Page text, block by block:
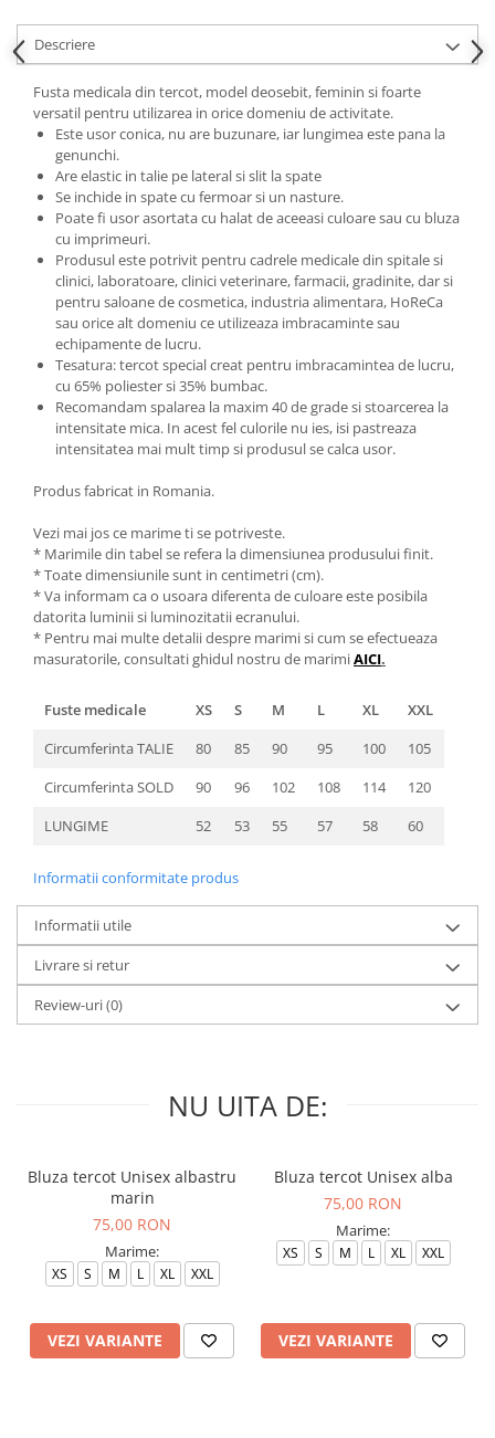
Descriere
Fusta medicala din tercot, model deosebit, feminin si foarte
versatil pentru utilizarea in orice domeniu de activitate.
Este usor conica, nu are buzunare, iar lungimea este pana la
genunchi.
Are elastic in talie pe lateral si slit la spate
Se inchide in spate cu fermoar si un nasture.
Poate fi usor asortata cu halat de aceeasi culoare sau cu bluza
cu imprimeuri.
Produsul este potrivit pentru cadrele medicale din spitale si
clinici, laboratoare, clinici veterinare, farmacii, gradinite, dar si
pentru saloane de cosmetica, industria alimentara, HoReCa
sau orice alt domeniu ce utilizeaza imbracaminte sau
echipamente de lucru.
Tesatura: tercot special creat pentru imbracamintea de lucru,
cu 65% poliester si 35% bumbac.
Recomandam spalarea la maxim 40 de grade si stoarcerea la
intensitate mica. In acest fel culorile nu ies, isi pastreaza
intensitatea mai mult timp si produsul se calca usor.
Produs fabricat in Romania.
Vezi mai jos ce marime ti se potriveste.
* Marimile din tabel se refera la dimensiunea produsului finit.
* Toate dimensiunile sunt in centimetri (cm).
* Va informam ca o usoara diferenta de culoare este posibila
datorita luminii si luminozitatii ecranului.
* Pentru mai multe detalii despre marimi si cum se efectueaza
masuratorile, consultati ghidul nostru de marimiAICI.
Fuste medicale XS S M L XL
XXL
Circumferinta TALIE
80 85 90 95 100
105
Circumferinta SOLD
90 96 102 108 114
120
LUNGIME
52 53 55 57 58 60
Informatii conformitate produs
Informatii utile
Livrare si retur
Review-uri(0)
NU UITA DE:
Bluza tercot Unisex albastru
marin
75,00 RON
Marime:
XS S M L XL XXL
VEZI VARIANTE
Bluza tercot Unisex alba
75,00 RON
Marime:
XS S M L XL XXL
VEZI VARIANTE